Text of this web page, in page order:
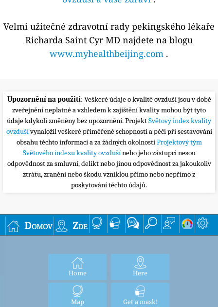
Velmi užitečné zdravotní rady pekingského lékaře
Richarda Saint Cyr MD najdete na blogu
www.myhealthbeijing.com .
Upozornění na použití: Veškeré údaje o kvalitě ovzduší jsou v době
zveřejnění neplatné a vzhledem k zajištění kvality mohou být tyto
údaje kdykoli změněny bez upozornění. ProjektSvětový index kvality
ovzdušívynaložil veškeré přiměřené schopnosti a péči při sestavování
obsahu těchto informací a za žádných okolnostíProjektový tým
Světového indexu kvality ovzdušínebo jeho zástupci nesou
odpovědnost za smluvní, delikt nebo jinou odpovědnost za jakoukoliv
ztrátu, zranění nebo škodu vzniklou přímo nebo nepřímo z
poskytování těchto údajů.
Domov Zde
Home Here
Map Get a mask!